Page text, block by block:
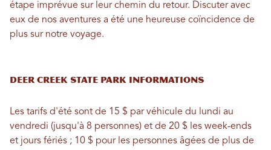
étape imprévue sur leur chemin du retour. Discuter avec
eux de nos aventures a été une heureuse coïncidence de
plus sur notre voyage.
Deer Creek State Park Informations
Les tarifs d'été sont de 15 $ par véhicule du lundi au
vendredi (jusqu'à 8 personnes) et de 20 $ les week-ends
et jours fériés ; 10 $ pour les personnes âgées de plus de